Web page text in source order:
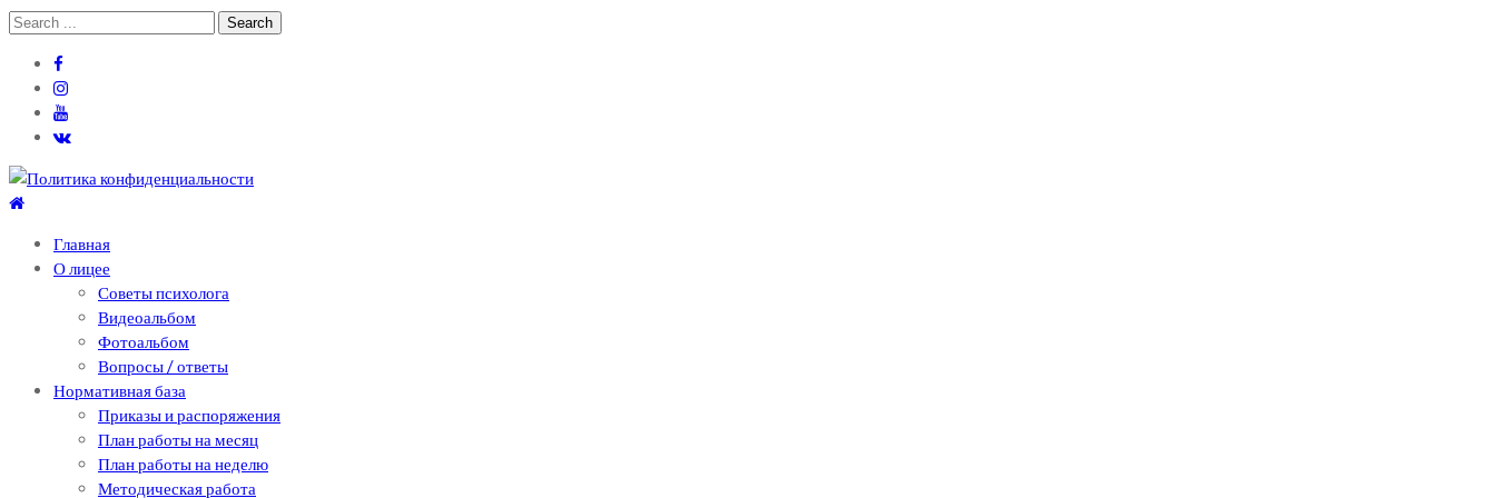
Skip
navigation
Skip
content
Search
Главная
О лицее
Советы психолога
Видеоальбом
Фотоальбом
Вопросы / ответы
Нормативная база
Приказы и распоряжения
План работы на месяц
План работы на неделю
Методическая работа